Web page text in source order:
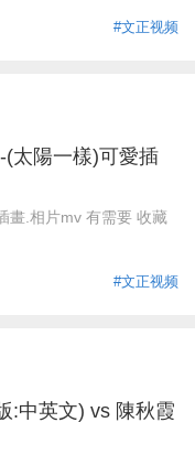
#文正视频
(太陽一樣)可愛插
畫.相片mv 有需要 收藏
#文正视频
:中英文) vs 陳秋霞